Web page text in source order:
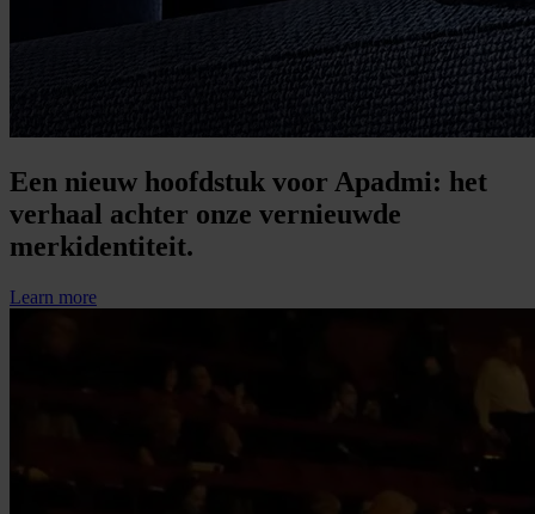
Een nieuw hoofdstuk voor Apadmi: het
verhaal achter onze vernieuwde
merkidentiteit.
Learn more